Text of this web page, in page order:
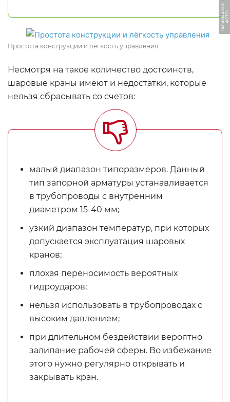
Ф
О
Т
О:
f
ai
n
ai
d
e
a.
c
o
m
Простота конструкции и лёгкость управления
Несмотря на такое количество достоинств,
шаровые краны имеют и недостатки, которые
нельзя сбрасывать со счетов:
малый диапазон типоразмеров. Данный
тип запорной арматуры устанавливается
в трубопроводы с внутренним
диаметром 15-40 мм;
узкий диапазон температур, при которых
допускается эксплуатация шаровых
кранов;
плохая переносимость вероятных
гидроударов;
нельзя использовать в трубопроводах с
высоким давлением;
при длительном бездействии вероятно
залипание рабочей сферы. Во избежание
этого нужно регулярно открывать и
закрывать кран.